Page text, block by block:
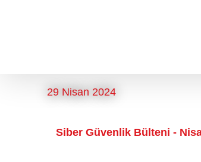
29 Nisan 2024
Siber Güvenlik Bülteni -